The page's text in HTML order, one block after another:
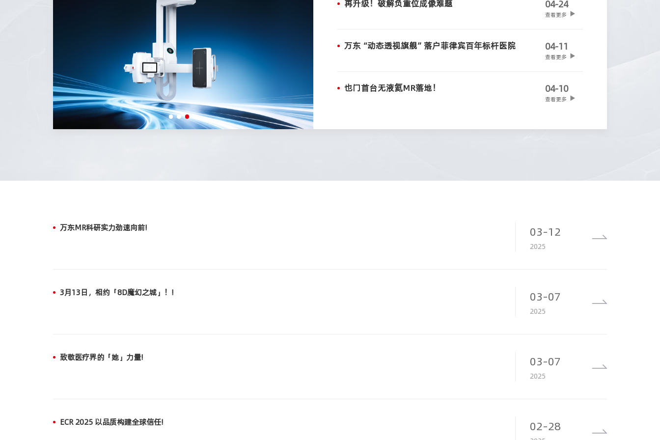
再升级！破解负重位成像难题 04-24
查看更多
万东“动态透视旗舰”落户菲律宾百年标杆医院 04-11
查看更多
也门首台无液氦MR落地！ 04-10
查看更多
万东MR科研实力劲速向前! 03-12
2025
3月13日，相约「8D魔幻之城」！! 03-07
2025
致敬医疗界的「她」力量! 03-07
2025
ECR 2025 以品质构建全球信任! 02-28